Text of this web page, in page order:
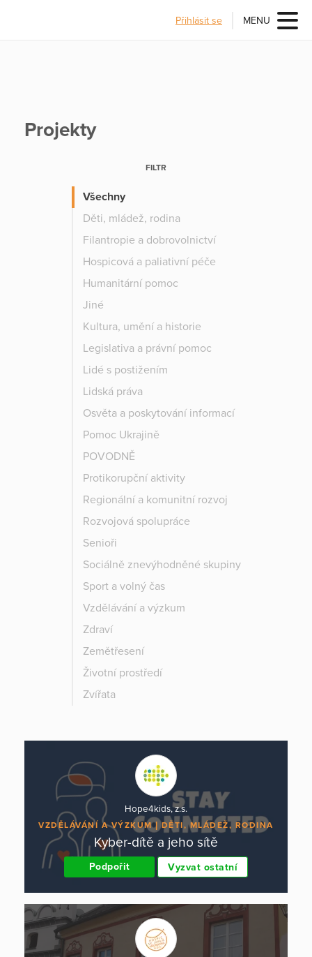
Přihlásit se MENU
Projekty
FILTR
Všechny
Děti, mládež, rodina
Filantropie a dobrovolnictví
Hospicová a paliativní péče
Humanitární pomoc
Jiné
Kultura, umění a historie
Legislativa a právní pomoc
Lidé s postižením
Lidská práva
Osvěta a poskytování informací
Pomoc Ukrajině
POVODNĚ
Protikorupční aktivity
Regionální a komunitní rozvoj
Rozvojová spolupráce
Senioři
Sociálně znevýhodněné skupiny
Sport a volný čas
Vzdělávání a výzkum
Zdraví
Zemětřesení
Životní prostředí
Zvířata
Hope4kids, z.s.
VZDĚLÁVÁNÍ A VÝZKUM DĚTI, MLÁDEŽ, RODINA
Kyber-dítě a jeho sítě
Podpořit Vyzvat ostatní